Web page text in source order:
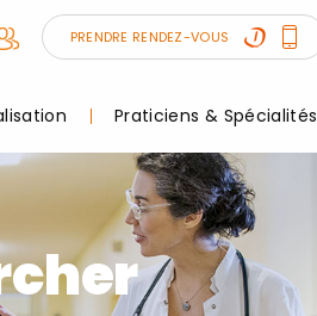
PRENDRE RENDEZ-VOUS
Praticiens & Spécialités